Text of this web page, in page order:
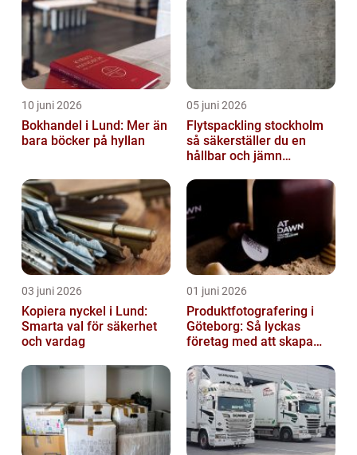
10 juni 2026
Bokhandel i Lund: Mer än
bara böcker på hyllan
05 juni 2026
Flytspackling stockholm
så säkerställer du en
hållbar och jämn
03 juni 2026
Kopiera nyckel i Lund:
Smarta val för säkerhet
och vardag
01 juni 2026
Produktfotografering i
Göteborg: Så lyckas
företag med att skapa